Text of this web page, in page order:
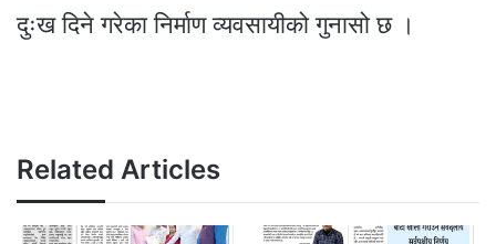
दुःख दिने गरेका निर्माण व्यवसायीको गुनासो छ ।
Related Articles